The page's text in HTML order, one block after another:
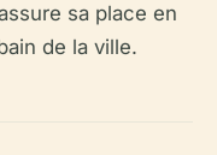
sa place en
de la ville.